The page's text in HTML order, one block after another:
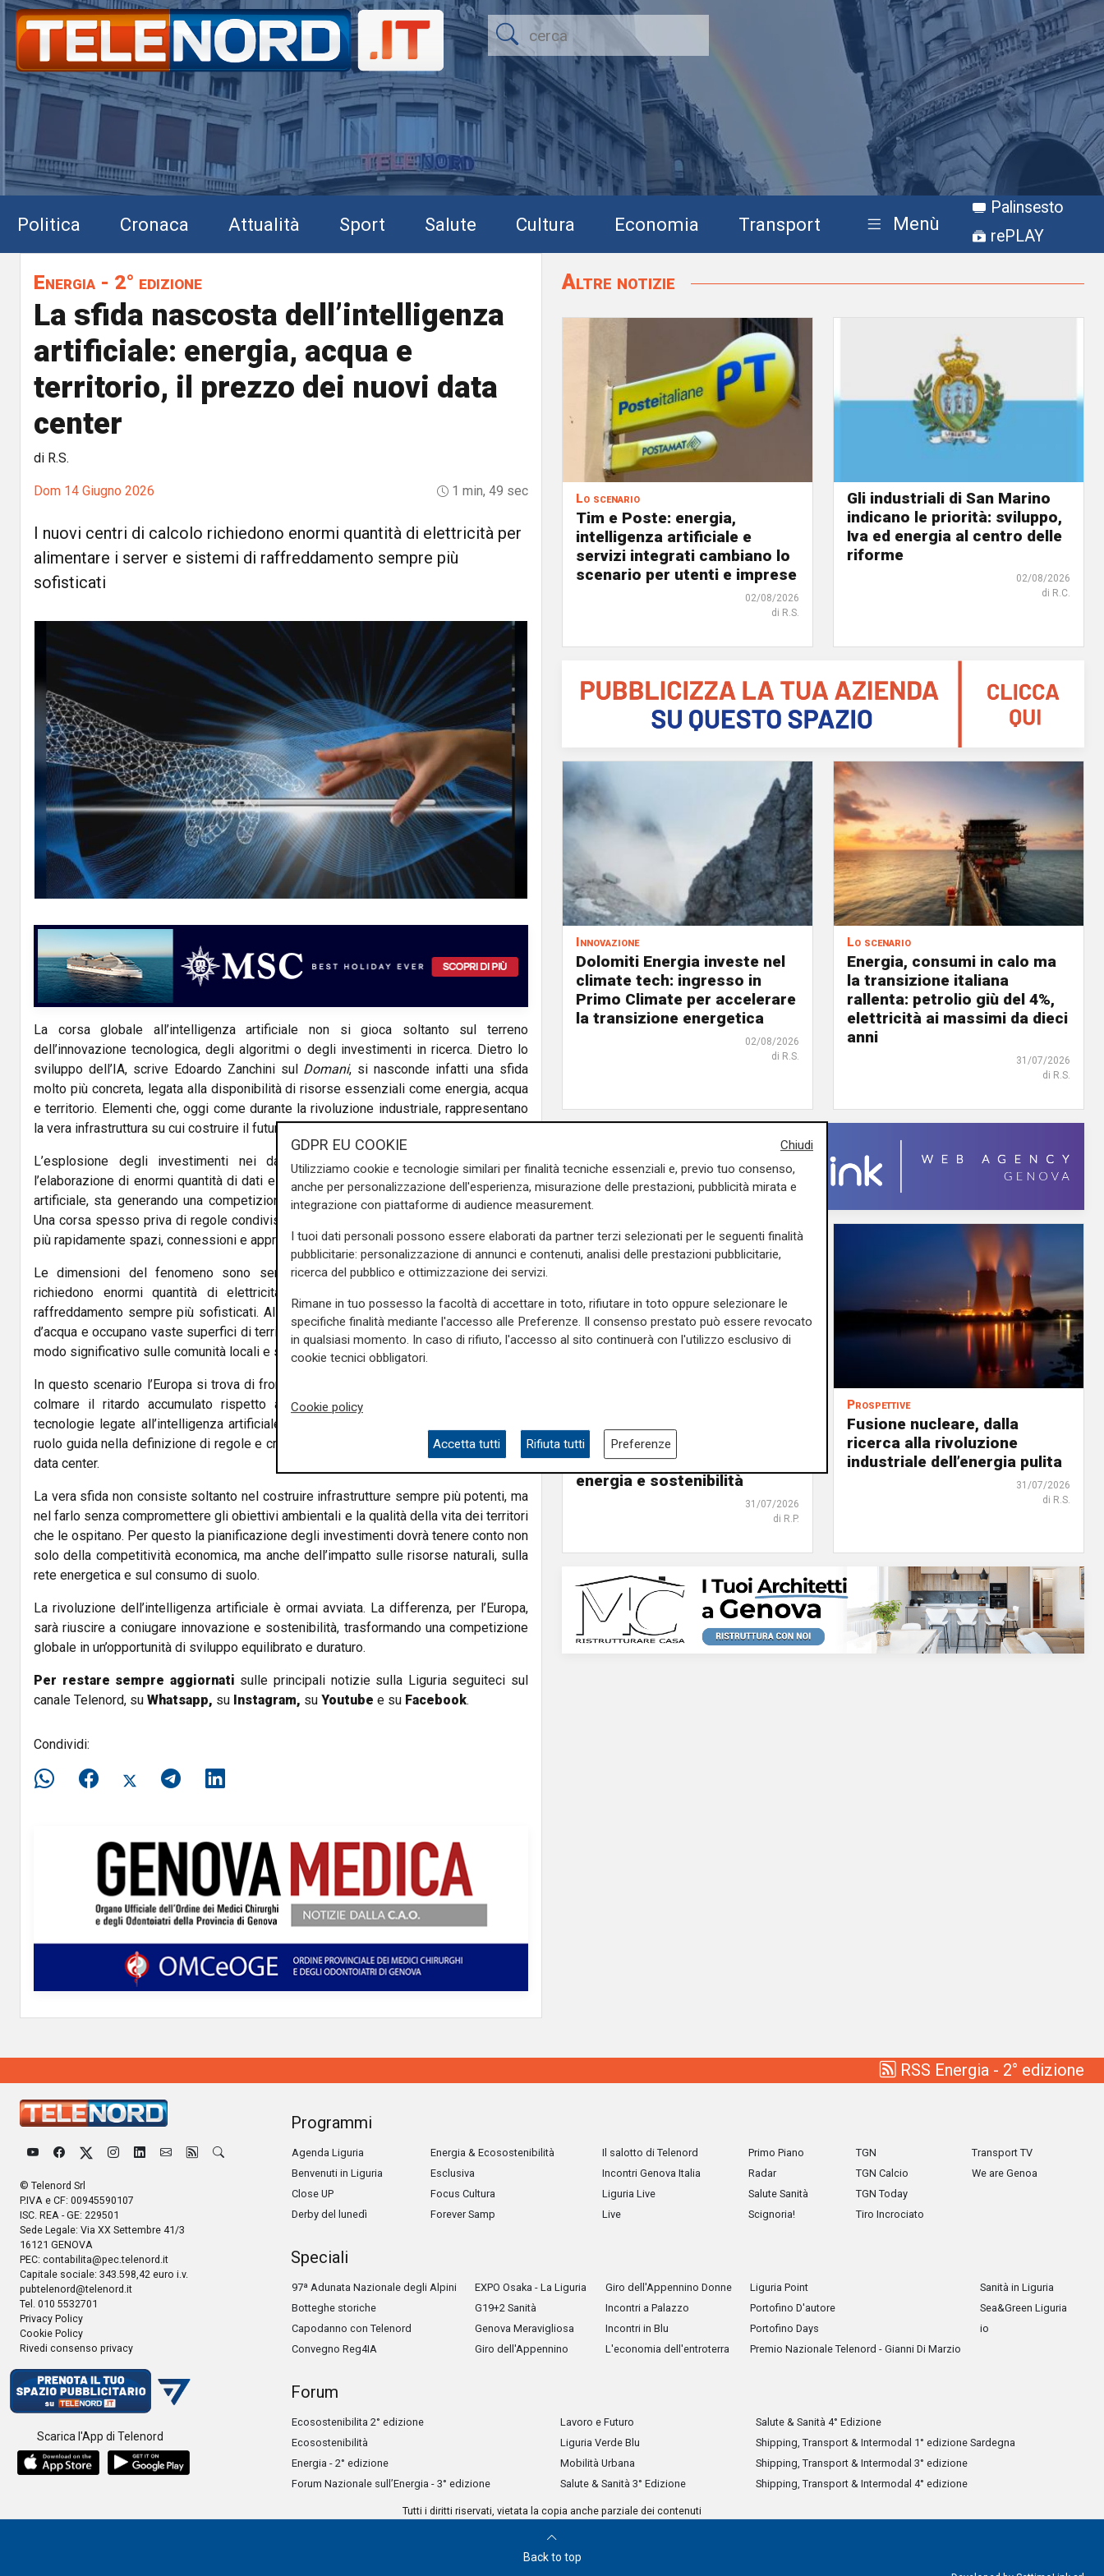
Politica Cronaca Attualità Sport Salute Cultura Economia Transport Menù
Palinsesto
rePLAY
Energia - 2° edizione
La sfida nascosta dell’intelligenza
artificiale: energia, acqua e
territorio, il prezzo dei nuovi data
center
di R.S.
Dom 14 Giugno 2026 1 min, 49 sec
I nuovi centri di calcolo richiedono enormi quantità di elettricità per
alimentare i server e sistemi di raffreddamento sempre più
sofisticati
La corsa globale all’intelligenza artificiale non si gioca soltanto sul terreno
dell’innovazione tecnologica, degli algoritmi o degli investimenti in ricerca. Dietro lo
sviluppo dell’IA, scrive Edoardo Zanchini sul Domani, si nasconde infatti una sfida
molto più concreta, legata alla disponibilità di risorse essenziali come energia, acqua
e territorio. Elementi che, oggi come durante la rivoluzione industriale, rappresentano
la vera infrastruttura su cui costruire il futuro economico.
L’esplosione degli investimenti nei data center, indispensabili per sostenere
l’elaborazione di enormi quantità di dati e l’addestramento dei sistemi di intelligenza
artificiale, sta generando una competizione sempre più intensa tra Paesi e territori.
Una corsa spesso priva di regole condivise, nella quale prevale chi riesce a garantire
più rapidamente spazi, connessioni e approvvigionamenti energetici.
Le dimensioni del fenomeno sono senza precedenti. I nuovi centri di calcolo
richiedono enormi quantità di elettricità per alimentare i server e sistemi di
raffreddamento sempre più sofisticati. Allo stesso tempo, consumano grandi volumi
d’acqua e occupano vaste superfici di territorio, con effetti che rischiano di incidere in
modo significativo sulle comunità locali e sugli ecosistemi.
In questo scenario l’Europa si trova di fronte a una scelta strategica. Da un lato deve
colmare il ritardo accumulato rispetto a Stati Uniti e Cina nello sviluppo delle
tecnologie legate all’intelligenza artificiale; dall’altro ha l’opportunità di assumere un
ruolo guida nella definizione di regole e criteri di sostenibilità per la realizzazione dei
data center.
La vera sfida non consiste soltanto nel costruire infrastrutture sempre più potenti, ma
nel farlo senza compromettere gli obiettivi ambientali e la qualità della vita dei territori
che le ospitano. Per questo la pianificazione degli investimenti dovrà tenere conto non
solo della competitività economica, ma anche dell’impatto sulle risorse naturali, sulla
rete energetica e sul consumo di suolo.
La rivoluzione dell’intelligenza artificiale è ormai avviata. La differenza, per l’Europa,
sarà riuscire a coniugare innovazione e sostenibilità, trasformando una competizione
globale in un’opportunità di sviluppo equilibrato e duraturo.
Per restare sempre aggiornati sulle principali notizie sulla Liguria seguiteci sul
canale Telenord, su Whatsapp, su Instagram, su Youtube e su Facebook.
Condividi:
Altre notizie
Lo scenario
Tim e Poste: energia,
intelligenza artificiale e
servizi integrati cambiano lo
scenario per utenti e imprese
02/08/2026
di R.S.
Gli industriali di San Marino
indicano le priorità: sviluppo,
Iva ed energia al centro delle
riforme
02/08/2026
di R.C.
Innovazione
Dolomiti Energia investe nel
climate tech: ingresso in
Primo Climate per accelerare
la transizione energetica
02/08/2026
di R.S.
Lo scenario
Energia, consumi in calo ma
la transizione italiana
rallenta: petrolio giù del 4%,
elettricità ai massimi da dieci
anni
31/07/2026
di R.S.
fino a 30 miliardi di
investimenti con un occhio a
energia e sostenibilità
31/07/2026
di R.P.
Prospettive
Fusione nucleare, dalla
ricerca alla rivoluzione
industriale dell’energia pulita
31/07/2026
di R.S.
RSS Energia - 2° edizione
© Telenord Srl
P.IVA e CF: 00945590107
ISC. REA - GE: 229501
Sede Legale: Via XX Settembre 41/3
16121 GENOVA
PEC: contabilita@pec.telenord.it
Capitale sociale: 343.598,42 euro i.v.
pubtelenord@telenord.it
Tel. 010 5532701
Privacy Policy
Cookie Policy
Rivedi consenso privacy
Scarica l'App di Telenord
Programmi
Agenda Liguria
Benvenuti in Liguria
Close UP
Derby del lunedì
Energia & Ecosostenibilità
Esclusiva
Focus Cultura
Forever Samp
Il salotto di Telenord
Incontri Genova Italia
Liguria Live
Live
Primo Piano
Radar
Salute Sanità
Scignoria!
TGN
TGN Calcio
TGN Today
Tiro Incrociato
Transport TV
We are Genoa
Speciali
97ª Adunata Nazionale degli Alpini
Botteghe storiche
Capodanno con Telenord
Convegno Reg4IA
EXPO Osaka - La Liguria
G19+2 Sanità
Genova Meravigliosa
Giro dell'Appennino
Giro dell'Appennino Donne
Incontri a Palazzo
Incontri in Blu
L'economia dell'entroterra
Liguria Point
Portofino D'autore
Portofino Days
Premio Nazionale Telenord - Gianni Di Marzio
Sanità in Liguria
Sea&Green Liguria
io
Forum
Ecosostenibilita 2° edizione
Ecosostenibilità
Energia - 2° edizione
Forum Nazionale sull’Energia - 3° edizione
Lavoro e Futuro
Liguria Verde Blu
Mobilità Urbana
Salute & Sanità 3° Edizione
Salute & Sanità 4° Edizione
Shipping, Transport & Intermodal 1° edizione Sardegna
Shipping, Transport & Intermodal 3° edizione
Shipping, Transport & Intermodal 4° edizione
Tutti i diritti riservati, vietata la copia anche parziale dei contenuti
Back to top
Chiudi
GDPR EU COOKIE
Utilizziamo cookie e tecnologie similari per finalità tecniche essenziali e, previo tuo consenso,
anche per personalizzazione dell'esperienza, misurazione delle prestazioni, pubblicità mirata e
integrazione con piattaforme di audience measurement.
I tuoi dati personali possono essere elaborati da partner terzi selezionati per le seguenti finalità
pubblicitarie: personalizzazione di annunci e contenuti, analisi delle prestazioni pubblicitarie,
ricerca del pubblico e ottimizzazione dei servizi.
Rimane in tuo possesso la facoltà di accettare in toto, rifiutare in toto oppure selezionare le
specifiche finalità mediante l'accesso alle Preferenze. Il consenso prestato può essere revocato
in qualsiasi momento. In caso di rifiuto, l'accesso al sito continuerà con l'utilizzo esclusivo di
cookie tecnici obbligatori.
Cookie policy
Accetta tutti Rifiuta tutti Preferenze